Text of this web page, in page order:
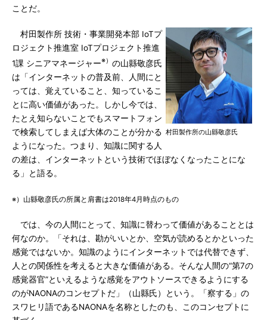
ことだ。
村田製作所の山縣敬彦氏
村田製作所 技術・事業開発本部 IoTプ
ロジェクト推進室 IoTプロジェクト推進
1課 シニアマネージャー※） の山縣敬彦氏
は「インターネットの普及前、人間にと
っては、覚えていること、知っているこ
とに高い価値があった。しかし今では、
たとえ知らないことでもスマートフォン
で検索してしまえば大体のことが分かる
ようになった。つまり、知識に関する人
の差は、インターネットという技術でほぼなくなったことにな
る」と語る。
※）山縣敬彦氏の所属と肩書は2018年4月時点のもの
では、今の人間にとって、知識に替わって価値があることとは
何なのか。「それは、勘がいいとか、空気が読めるとかといった
感覚ではないか。知識のようにインターネットでは代替できず、
人との関係性を考えると大きな価値がある。そんな人間の“第7の
感覚器官”といえるような感覚をアウトソースできるようにする
のがNAONAのコンセプトだ」（山縣氏）という。「察する」の
スワヒリ語であるNAONAを名称としたのも、このコンセプトに